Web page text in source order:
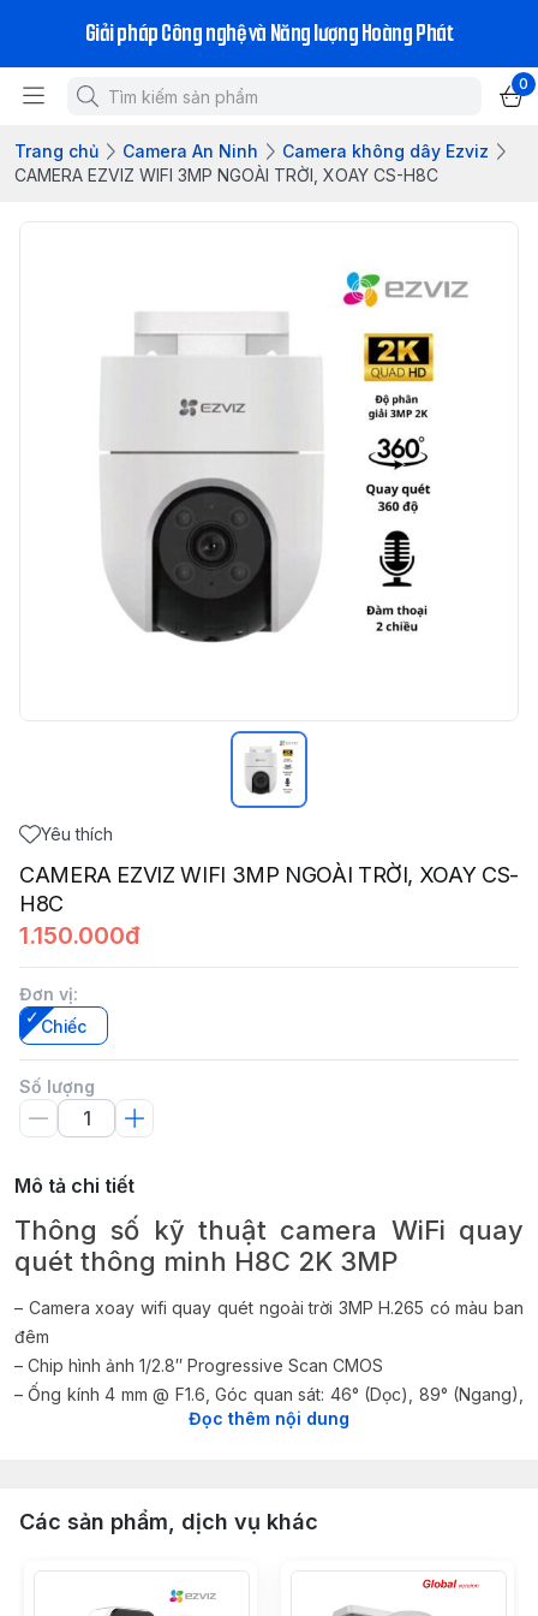
Giải pháp Công nghệ và Năng lượng Hoàng Phát
0
Trang chủ Camera An Ninh
Camera không dây Ezviz
CAMERA EZVIZ WIFI 3MP NGOÀI TRỜI, XOAY CS-H8C
Yêu thích
CAMERA EZVIZ WIFI 3MP NGOÀI TRỜI, XOAY CS-
H8C
1.150.000đ
Đơn vị:
Chiếc
Số lượng
Mô tả chi tiết
Thông số kỹ thuật camera WiFi quay
quét thông minh H8C 2K 3MP
– Camera xoay wifi quay quét ngoài trời 3MP H.265 có màu ban
đêm
– Chip hình ảnh 1/2.8″ Progressive Scan CMOS
– Ống kính 4 mm @ F1.6, Góc quan sát: 46° (Dọc), 89° (Ngang),
– Xoay 4 chiều (Pan: 350°, Tilt: 80°)
– Giảm nhiễu 3D DNR, Chống ngược sáng DWDR
– Hỗ trợ hồng ngoại ban đêm 30m
– Hỗ trợ đàm thoại 2 chiều
Đọc thêm nội dung
Các sản phẩm, dịch vụ khác